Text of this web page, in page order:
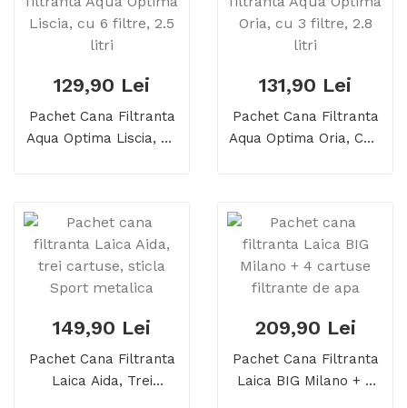
129,90 Lei
Pachet Cana Filtranta
Aqua Optima Liscia, Cu
131,90 Lei
Pachet Cana Filtranta
Aqua Optima Oria, Cu 3
149,90 Lei
Pachet Cana Filtranta
Laica Aida, Trei
209,90 Lei
Pachet Cana Filtranta
Laica BIG Milano + 4